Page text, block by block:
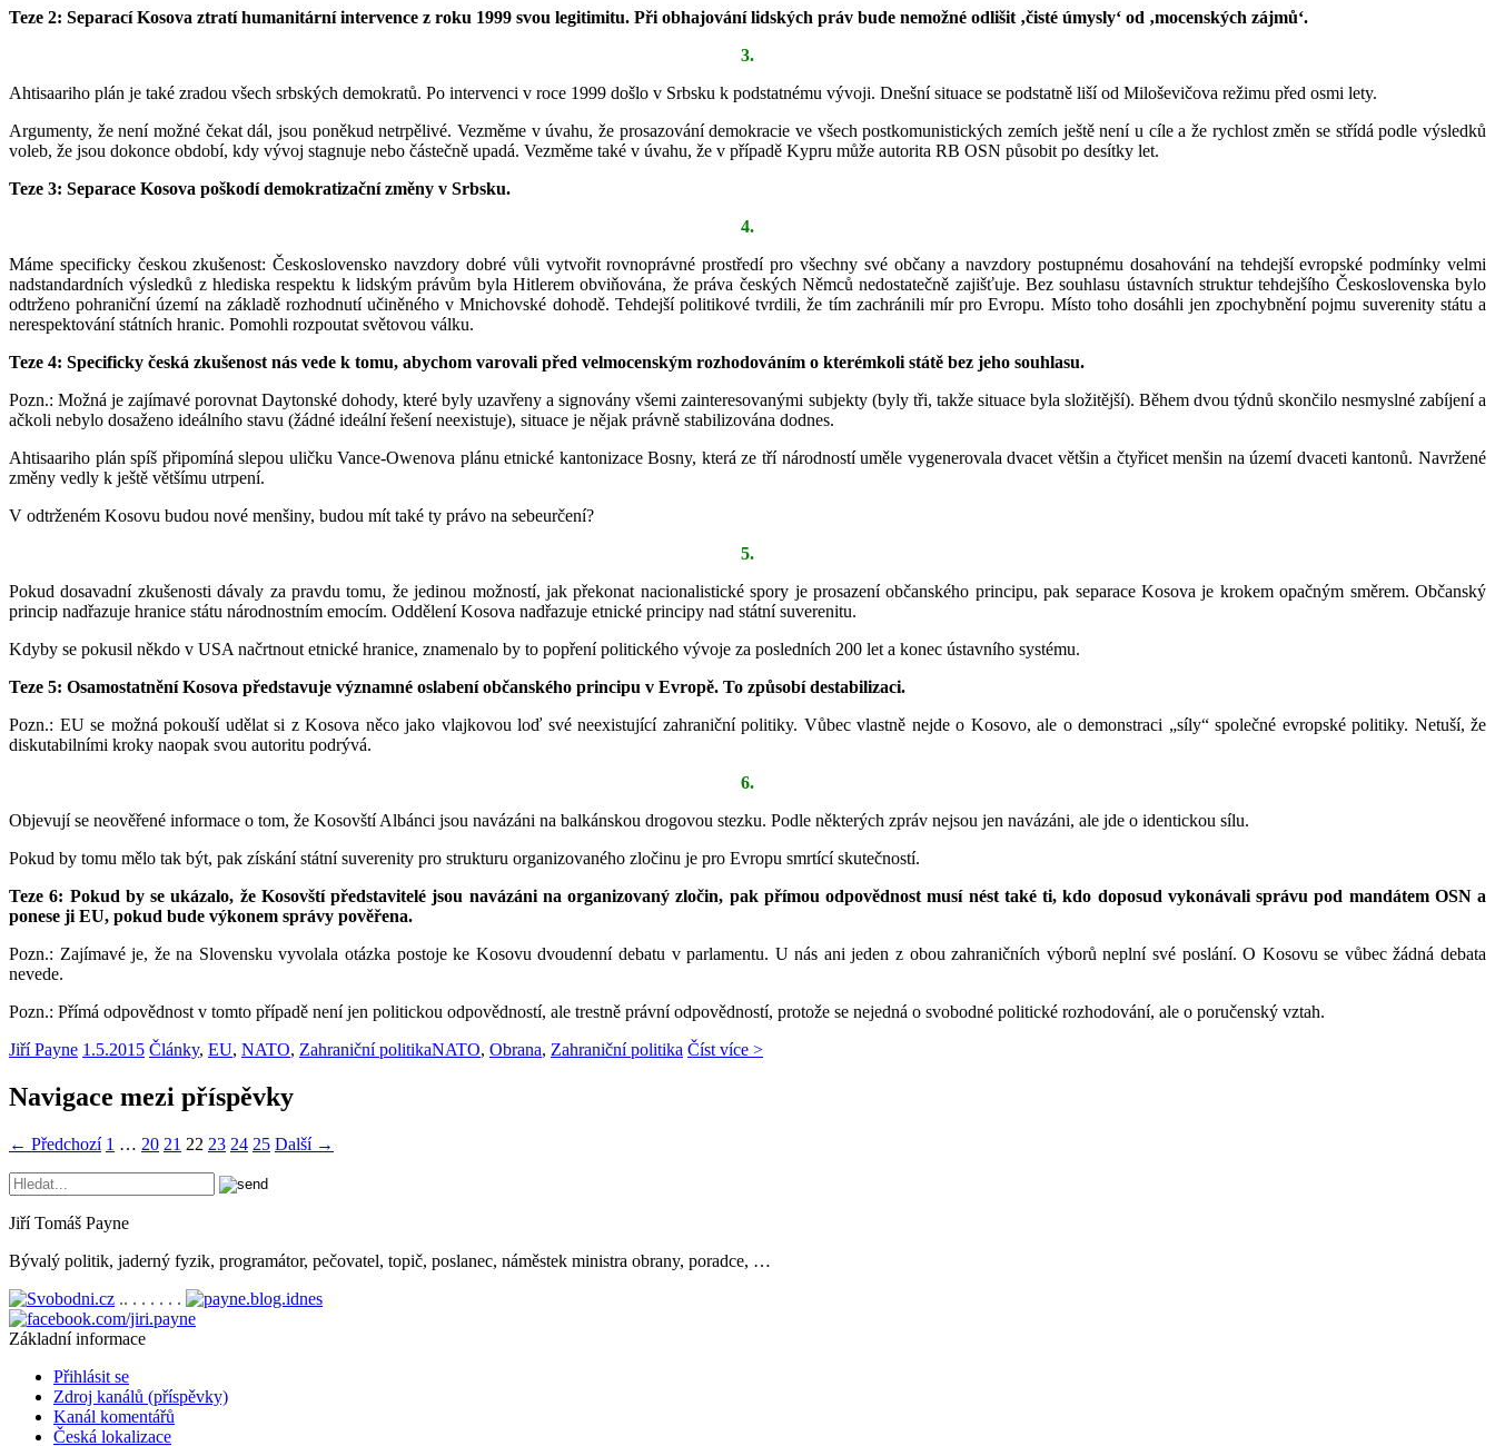
Teze 2: Separací Kosova ztratí humanitární intervence z roku 1999 svou legitimitu. Při obhajování lidských práv bude nemožné odlišit ‚čisté úmysly‘ od ‚mocenských zájmů‘.
3.
Ahtisaariho plán je také zradou všech srbských demokratů. Po intervenci v roce 1999 došlo v Srbsku k podstatnému vývoji. Dnešní situace se podstatně liší od Miloševičova režimu před osmi lety.
Argumenty, že není možné čekat dál, jsou poněkud netrpělivé. Vezměme v úvahu, že prosazování demokracie ve všech postkomunistických zemích ještě není u cíle a že rychlost změn se střídá podle výsledků
voleb, že jsou dokonce období, kdy vývoj stagnuje nebo částečně upadá. Vezměme také v úvahu, že v případě Kypru může autorita RB OSN působit po desítky let.
Teze 3: Separace Kosova poškodí demokratizační změny v Srbsku.
4.
Máme specificky českou zkušenost: Československo navzdory dobré vůli vytvořit rovnoprávné prostředí pro všechny své občany a navzdory postupnému dosahování na tehdejší evropské podmínky velmi
nadstandardních výsledků z hlediska respektu k lidským právům byla Hitlerem obviňována, že práva českých Němců nedostatečně zajišťuje. Bez souhlasu ústavních struktur tehdejšího Československa bylo
odtrženo pohraniční území na základě rozhodnutí učiněného v Mnichovské dohodě. Tehdejší politikové tvrdili, že tím zachránili mír pro Evropu. Místo toho dosáhli jen zpochybnění pojmu suverenity státu a
nerespektování státních hranic. Pomohli rozpoutat světovou válku.
Teze 4: Specificky česká zkušenost nás vede k tomu, abychom varovali před velmocenským rozhodováním o kterémkoli státě bez jeho souhlasu.
Pozn.: Možná je zajímavé porovnat Daytonské dohody, které byly uzavřeny a signovány všemi zainteresovanými subjekty (byly tři, takže situace byla složitější). Během dvou týdnů skončilo nesmyslné zabíjení a
ačkoli nebylo dosaženo ideálního stavu (žádné ideální řešení neexistuje), situace je nějak právně stabilizována dodnes.
Ahtisaariho plán spíš připomíná slepou uličku Vance-Owenova plánu etnické kantonizace Bosny, která ze tří národností uměle vygenerovala dvacet většin a čtyřicet menšin na území dvaceti kantonů. Navržené
změny vedly k ještě většímu utrpení.
V odtrženém Kosovu budou nové menšiny, budou mít také ty právo na sebeurčení?
5.
Pokud dosavadní zkušenosti dávaly za pravdu tomu, že jedinou možností, jak překonat nacionalistické spory je prosazení občanského principu, pak separace Kosova je krokem opačným směrem. Občanský
princip nadřazuje hranice státu národnostním emocím. Oddělení Kosova nadřazuje etnické principy nad státní suverenitu.
Kdyby se pokusil někdo v USA načrtnout etnické hranice, znamenalo by to popření politického vývoje za posledních 200 let a konec ústavního systému.
Teze 5: Osamostatnění Kosova představuje významné oslabení občanského principu v Evropě. To způsobí destabilizaci.
Pozn.: EU se možná pokouší udělat si z Kosova něco jako vlajkovou loď své neexistující zahraniční politiky. Vůbec vlastně nejde o Kosovo, ale o demonstraci „síly“ společné evropské politiky. Netuší, že
diskutabilními kroky naopak svou autoritu podrývá.
6.
Objevují se neověřené informace o tom, že Kosovští Albánci jsou navázáni na balkánskou drogovou stezku. Podle některých zpráv nejsou jen navázáni, ale jde o identickou sílu.
Pokud by tomu mělo tak být, pak získání státní suverenity pro strukturu organizovaného zločinu je pro Evropu smrtící skutečností.
Teze 6: Pokud by se ukázalo, že Kosovští představitelé jsou navázáni na organizovaný zločin, pak přímou odpovědnost musí nést také ti, kdo doposud vykonávali správu pod mandátem OSN a
ponese ji EU, pokud bude výkonem správy pověřena.
Pozn.: Zajímavé je, že na Slovensku vyvolala otázka postoje ke Kosovu dvoudenní debatu v parlamentu. U nás ani jeden z obou zahraničních výborů neplní své poslání. O Kosovu se vůbec žádná debata
nevede.
Pozn.: Přímá odpovědnost v tomto případě není jen politickou odpovědností, ale trestně právní odpovědností, protože se nejedná o svobodné politické rozhodování, ale o poručenský vztah.
Jiří Payne 1.5.2015 Články, EU, NATO, Zahraniční politikaNATO, Obrana, Zahraniční politika Číst více >
Navigace mezi příspěvky
← Předchozí 1 … 20 21 22 23 24 25 Další →
Jiří Tomáš Payne
Bývalý politik, jaderný fyzik, programátor, pečovatel, topič, poslanec, náměstek ministra obrany, poradce, …
.. . . . . . .
Základní informace
Přihlásit se
Zdroj kanálů (příspěvky)
Kanál komentářů
Česká lokalizace